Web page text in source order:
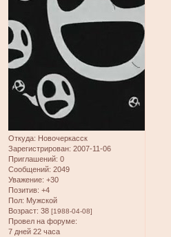
Откуда: Новочеркасск
Зарегистрирован: 2007-11-06
Приглашений: 0
Сообщений: 2049
Уважение: +30
Позитив: +4
Пол: Мужской
Возраст: 38 [1988-04-08]
Провел на форуме:
7 дней 22 часа